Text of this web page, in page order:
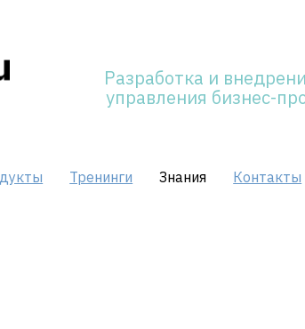
Разработка и
управления бизнес-
Тренинги Знания Контакты